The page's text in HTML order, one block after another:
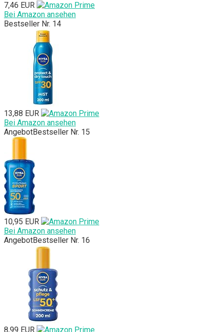
7,46 EUR
Bei Amazon ansehen
Bestseller Nr. 14
13,88 EUR
Bei Amazon ansehen
AngebotBestseller Nr. 15
10,95 EUR
Bei Amazon ansehen
AngebotBestseller Nr. 16
8,99 EUR